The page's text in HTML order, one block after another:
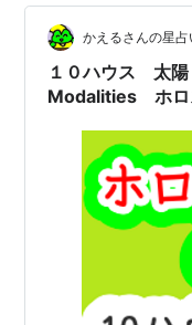
「牡羊座」に向か
回はその「準備的、
ーハウス」が「乙
ラーハウス…
かえるさんの星
１０ハウス 太
Modalities ホロ